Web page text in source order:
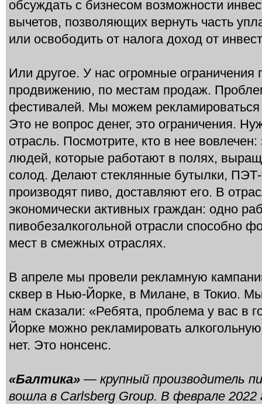
обсуждать с бизнесом возможности
вычетов, позволяющих вернуть часть
или освободить от налога доход от
Или другое. У нас огромные ограничения
продвижению, по местам продаж.
фестивалей. Мы можем рекламироваться
Это не вопрос денег, это ограничения.
отрасль. Посмотрите, кто в нее
людей, которые работают в полях,
солод. Делают стеклянные бутылки,
производят пиво, доставляют его. В
экономически активных граждан: одно
пивобезалкогольной отрасли способно
мест в смежных отраслях.
В апреле мы провели рекламную
сквер в Нью-Йорке, в Милане, в Токио.
нам сказали: «Ребята, проблема у вас в
Йорке можно рекламировать
нет. Это нонсенс.
«Балтика» — крупный производитель
вошла в Carlsberg Group. В феврале 2022